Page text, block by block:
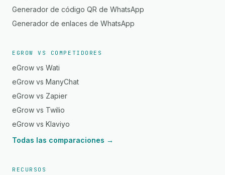
Generador de código QR de WhatsApp
Generador de enlaces de WhatsApp
EGROW VS COMPETIDORES
eGrow vs Wati
eGrow vs ManyChat
eGrow vs Zapier
eGrow vs Twilio
eGrow vs Klaviyo
Todas las comparaciones →
RECURSOS